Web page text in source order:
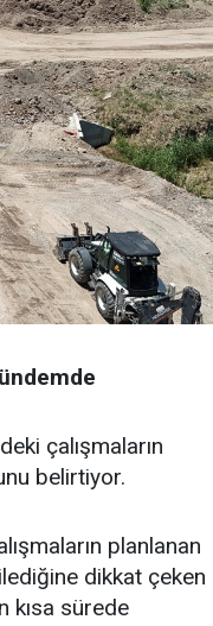
çalışmaların
belirtiyor.
planlanan
dikkat çeken
kısa sürede